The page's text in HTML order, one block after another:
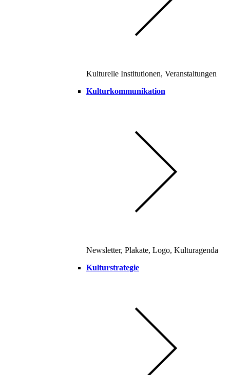
Kulturelle Institutionen, Veranstaltungen
Kulturkommunikation
Newsletter, Plakate, Logo, Kulturagenda
Kulturstrategie